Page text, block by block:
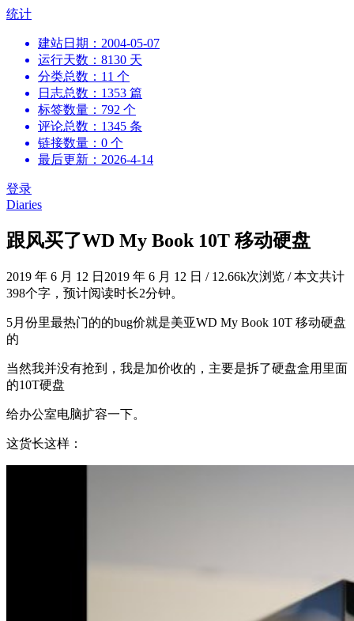
跳
统计
建站日期：2004-05-07
运行天数：8130 天
分类总数：11 个
日志总数：1353 篇
标签数量：792 个
评论总数：1345 条
链接数量：0 个
最后更新：2026-4-14
登录
Diaries
跟风买了WD My Book 10T 移动硬盘
2019 年 6 月 12 日 2019 年 6 月 12 日 /12.66k次浏览 /本文共计
398个字，预计阅读时长2分钟。
5月份里最热门的的bug价就是美亚WD My Book 10T 移动硬盘
的
当然我并没有抢到，我是加价收的，主要是拆了硬盘盒用里面
的10T硬盘
给办公室电脑扩容一下。
这货长这样：